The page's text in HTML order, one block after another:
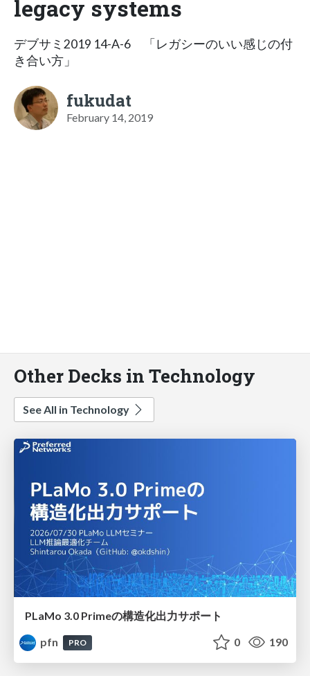
legacy systems
デブサミ2019 14-A-6 「レガシーのいい感じの付
き合い方」
fukudat
February 14, 2019
Other Decks in Technology
See All in Technology
PLaMo 3.0 Primeの構造化出力サポート
pfn
PRO 0 190